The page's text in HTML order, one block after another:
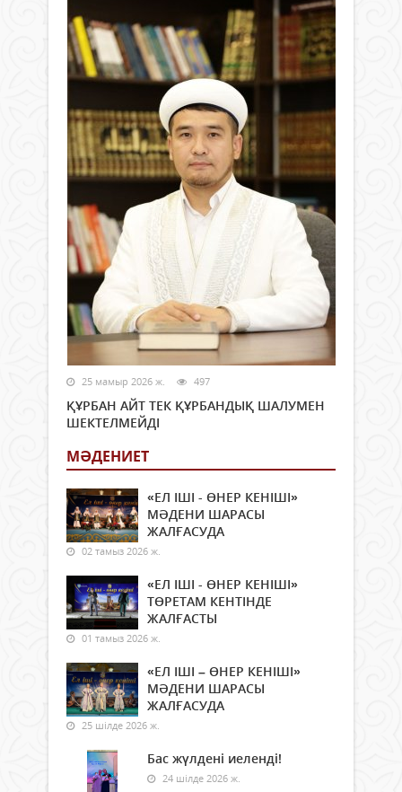
25 мамыр 2026 ж. 497
ҚҰРБАН АЙТ ТЕК ҚҰРБАНДЫҚ ШАЛУМЕН
ШЕКТЕЛМЕЙДІ
МӘДЕНИЕТ
«ЕЛ ІШІ - ӨНЕР КЕНІШІ»
МӘДЕНИ ШАРАСЫ
ЖАЛҒАСУДА
02 тамыз 2026 ж.
«ЕЛ ІШІ - ӨНЕР КЕНІШІ»
ТӨРЕТАМ КЕНТІНДЕ
ЖАЛҒАСТЫ
01 тамыз 2026 ж.
«ЕЛ ІШІ – ӨНЕР КЕНІШІ»
МӘДЕНИ ШАРАСЫ
ЖАЛҒАСУДА
25 шілде 2026 ж.
Бас жүлдені иеленді!
24 шілде 2026 ж.